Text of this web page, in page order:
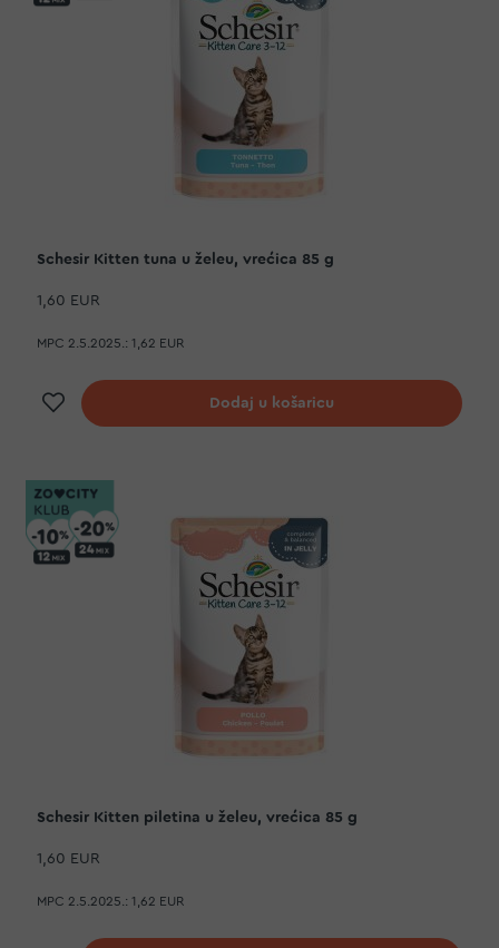
Schesir Kitten tuna u želeu, vrećica 85 g
1,60 EUR
MPC 2.5.2025.: 1,62 EUR
Dodaj na listu želja
Dodaj u košaricu
Schesir Kitten piletina u želeu, vrećica 85 g
1,60 EUR
MPC 2.5.2025.: 1,62 EUR